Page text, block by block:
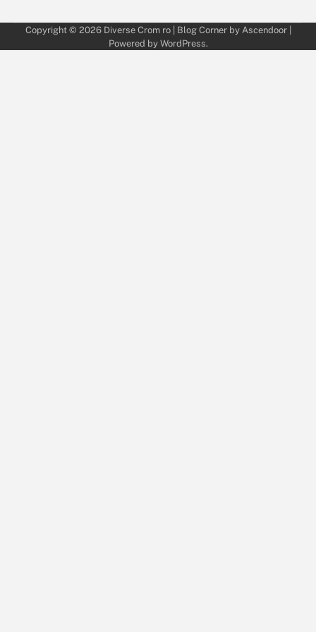
Copyright © 2026 Diverse Crom ro| Blog Corner by Ascendoor|
Powered by WordPress.